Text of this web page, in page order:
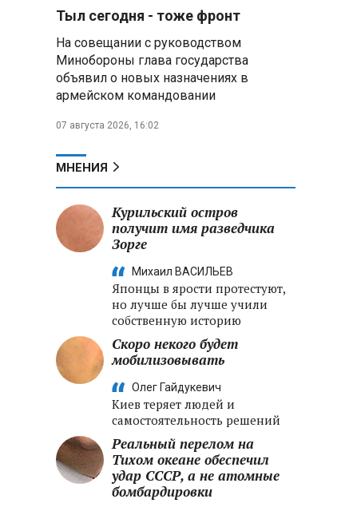
Владимир Путин обсудил с
меры по защите инфраструктуры
от терактов
Минобороны РФ: «Искандер»
ВСУ в Днепропетровской
e‑торговле, биржевому рынку и
ученым званиям
Тыл сегодня - тоже фронт
На совещании с руководством
Минобороны глава государства
объявил о новых назначениях в
армейском командовании
07 августа 2026, 16:02
МНЕНИЯ
Курильский остров
получит имя разведчика
Зорге
Михаил ВАСИЛЬЕВ
Японцы в ярости протестуют,
но лучше бы лучше учили
собственную историю
Скоро некого будет
мобилизовывать
Олег Гайдукевич
Киев теряет людей и
самостоятельность решений
Реальный перелом на
Тихом океане обеспечил
удар СССР, а не атомные
бомбардировки